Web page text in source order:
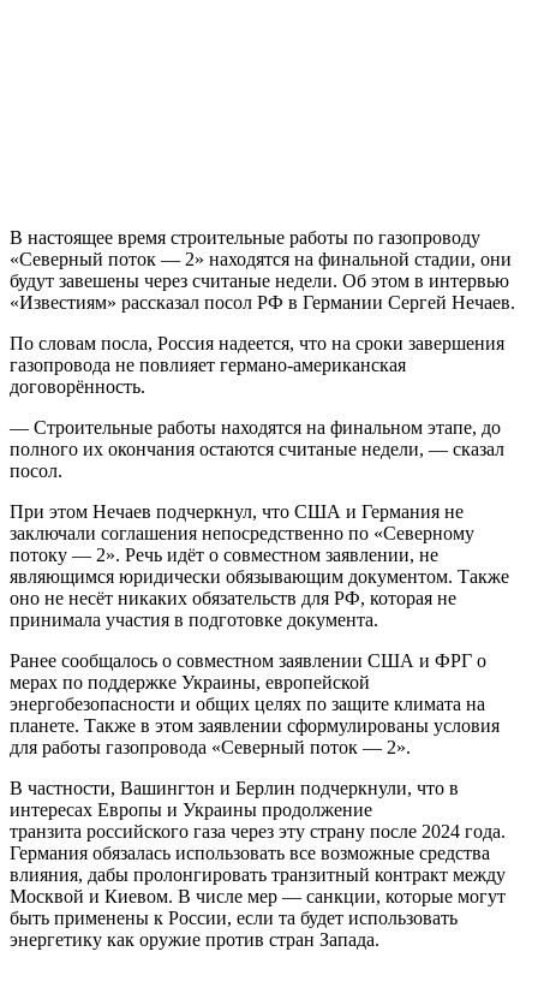
В настоящее время строительные работы по газопроводу
«Северный поток — 2» находятся на финальной стадии, они
будут завешены через считаные недели. Об этом в интервью
«Известиям» рассказал посол РФ в Германии Сергей Нечаев.
По словам посла, Россия надеется, что на сроки завершения
газопровода не повлияет германо-американская
договорённость.
— Строительные работы находятся на финальном этапе, до
полного их окончания остаются считаные недели, — сказал
посол.
При этом Нечаев подчеркнул, что США и Германия не
заключали соглашения непосредственно по «Северному
потоку — 2». Речь идёт о совместном заявлении, не
являющимся юридически обязывающим документом. Также
оно не несёт никаких обязательств для РФ, которая не
принимала участия в подготовке документа.
Ранее сообщалось о совместном заявлении США и ФРГ о
мерах по поддержке Украины, европейской
энергобезопасности и общих целях по защите климата на
планете. Также в этом заявлении сформулированы условия
для работы газопровода «Северный поток — 2».
В частности, Вашингтон и Берлин подчеркнули, что в
интересах Европы и Украины продолжение
транзита российского газа через эту страну после 2024 года.
Германия обязалась использовать все возможные средства
влияния, дабы пролонгировать транзитный контракт между
Москвой и Киевом. В числе мер — санкции, которые могут
быть применены к России, если та будет использовать
энергетику как оружие против стран Запада.